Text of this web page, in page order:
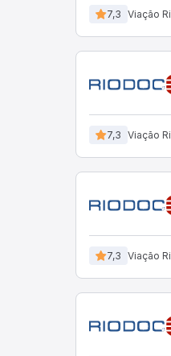
7,3 Viação
7,3 Viação
7,3 Viação